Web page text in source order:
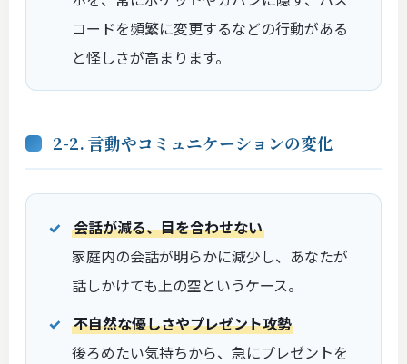
コードを頻繁に変更するなどの行動がある
と怪しさが高まります。
2-2. 言動やコミュニケーションの変化
会話が減る、目を合わせない
家庭内の会話が明らかに減少し、あなたが
話しかけても上の空というケース。
不自然な優しさやプレゼント攻勢
後ろめたい気持ちから、急にプレゼントを